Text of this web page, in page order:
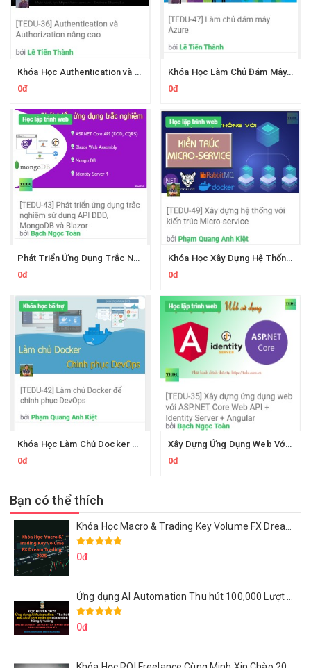
Khóa Học Authentication và Authorization Nâng Cao Cùng Tedu
0đ
Khóa Học Làm Chủ Đám Mây Azure Cùng Tedu
0đ
Phát Triển Ứng Dụng Trắc Nghiệm Sử Dụng API DDD, MongoDB và Blazor
0đ
Khóa Học Xây Dựng Hệ Thống Với Kiến Trúc Micro-service Cùng Tedu
0đ
Khóa Học Làm Chủ Docker Để Chinh Phục DevOps Cùng Tedu
0đ
Xây Dựng Ứng Dụng Web Với ASP.NET Core Web API + Identity Server + Angular
0đ
Bạn có thể thích
0đ
0đ